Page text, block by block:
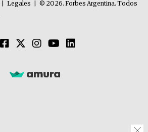
Legales
© 2026. Forbes Argentina. Todos